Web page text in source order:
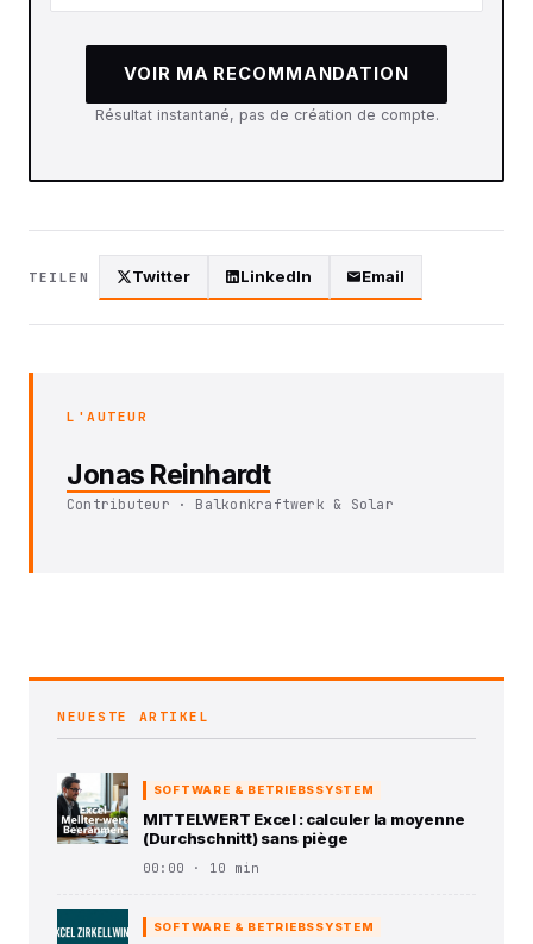
VOIR MA RECOMMANDATION
Résultat instantané, pas de création de compte.
TEILEN Twitter LinkedIn Email
L'AUTEUR
Jonas Reinhardt
Contributeur · Balkonkraftwerk & Solar
NEUESTE ARTIKEL
SOFTWARE & BETRIEBSSYSTEM
MITTELWERT Excel : calculer la moyenne
(Durchschnitt) sans piège
00:00 · 10 min
SOFTWARE & BETRIEBSSYSTEM